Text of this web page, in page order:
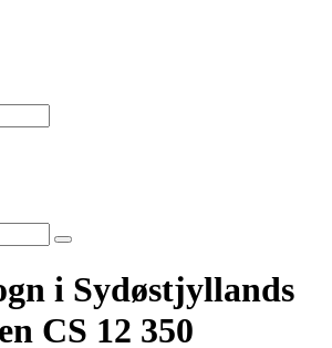
i Sydøstjyllands
CS 12 350